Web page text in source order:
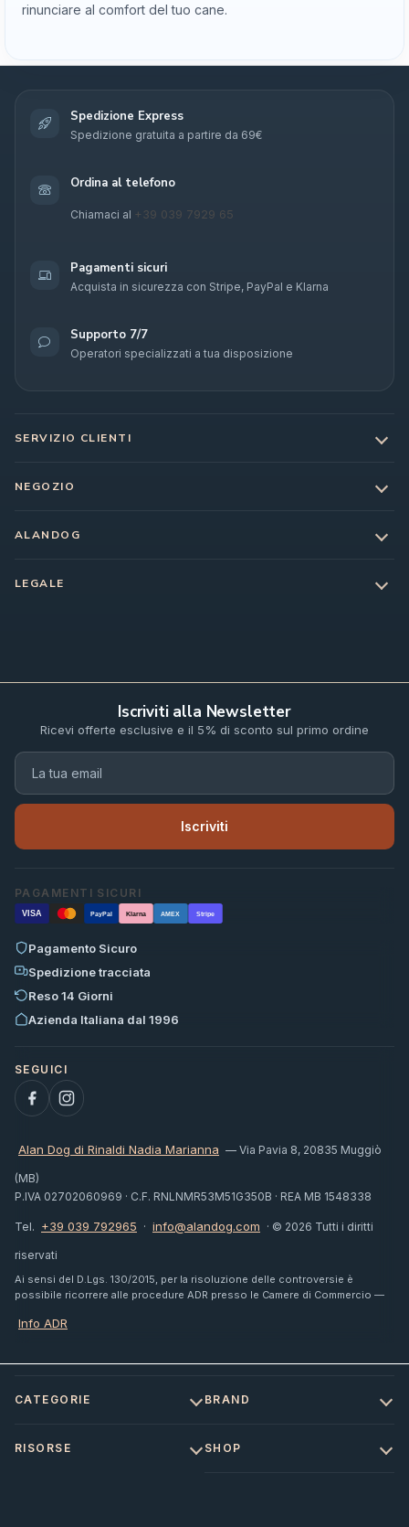
rinunciare al comfort del tuo cane.
Spedizione Express
Spedizione gratuita a partire da 69€
Ordina al telefono
Chiamaci al +39 039 7929 65
Pagamenti sicuri
Acquista in sicurezza con Stripe, PayPal e Klarna
Supporto 7/7
Operatori specializzati a tua disposizione
SERVIZIO CLIENTI
NEGOZIO
ALANDOG
LEGALE
Iscriviti alla Newsletter
Ricevi offerte esclusive e il 5% di sconto sul primo ordine
Iscriviti
PAGAMENTI SICURI
VISA PayPal Klarna AMEX Stripe
Pagamento Sicuro
Spedizione tracciata
Reso 14 Giorni
Azienda Italiana dal 1996
Alan Dog di Rinaldi Nadia Marianna — Via Pavia 8, 20835 Muggiò
(MB)
P.IVA 02702060969 · C.F. RNLNMR53M51G350B · REA MB 1548338
Tel. +39 039 792965 · info@alandog.com · © 2026 Tutti i diritti
riservati
Ai sensi del D.Lgs. 130/2015, per la risoluzione delle controversie è
possibile ricorrere alle procedure ADR presso le Camere di Commercio —
Info ADR
CATEGORIE BRAND
RISORSE SHOP